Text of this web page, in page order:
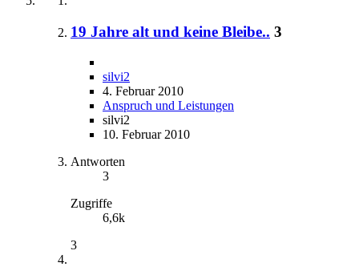
19 Jahre alt und keine Bleibe.. 3
silvi2
4. Februar 2010
Anspruch und Leistungen
silvi2
10. Februar 2010
Antworten
3
Zugriffe
6,6k
3